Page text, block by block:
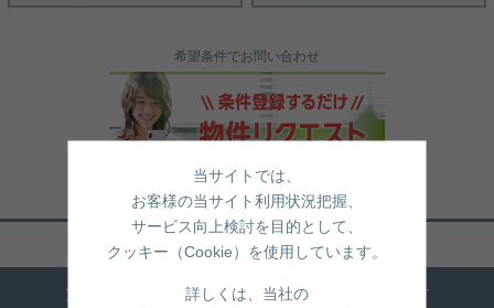
希望条件でお問い合わせ
ページトップへ戻る
文京区内に15店舗！売買も賃貸も全店で承ります
当サイトでは、
お客様の当サイト利用状況把握、
サービス向上検討を目的として、
クッキー（Cookie）を使用しています。
詳しくは、当社の